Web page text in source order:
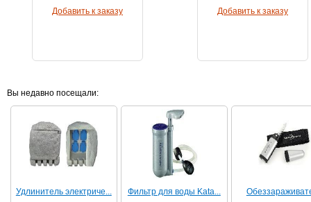
Добавить к заказу
Добавить к заказу
Вы недавно посещали:
Удлинитель электриче... Фильтр для воды Kata...